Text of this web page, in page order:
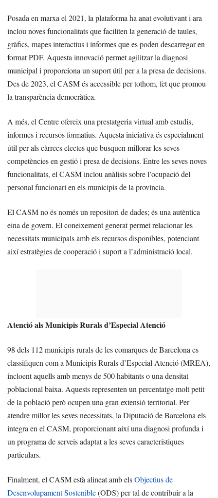
Posada en marxa el 2021, la plataforma ha anat evolutivant i ara
inclou noves funcionalitats que faciliten la generació de taules,
gràfics, mapes interactius i informes que es poden descarregar en
format PDF. Aquesta innovació permet agilitzar la diagnosi
municipal i proporciona un suport útil per a la presa de decisions.
Des de 2023, el CASM és accessible per tothom, fet que promou
la transparència democràtica.
A més, el Centre ofereix una prestatgeria virtual amb estudis,
informes i recursos formatius. Aquesta iniciativa és especialment
útil per als càrrecs electes que busquen millorar les seves
competències en gestió i presa de decisions. Entre les seves noves
funcionalitats, el CASM inclou anàlisis sobre l’ocupació del
personal funcionari en els municipis de la província.
El CASM no és només un repositori de dades; és una autèntica
eina de govern. El coneixement generat permet relacionar les
necessitats municipals amb els recursos disponibles, potenciant
així estratègies de cooperació i suport a l’administració local.
Atenció als Municipis Rurals d’Especial Atenció
98 dels 112 municipis rurals de les comarques de Barcelona es
classifiquen com a Municipis Rurals d’Especial Atenció (MREA),
incloent aquells amb menys de 500 habitants o una densitat
poblacional baixa. Aquests representen un percentatge molt petit
de la població però ocupen una gran extensió territorial. Per
atendre millor les seves necessitats, la Diputació de Barcelona els
integra en el CASM, proporcionant així una diagnosi profunda i
un programa de serveis adaptat a les seves característiques
particulars.
Finalment, el CASM està alineat amb elsObjectius de
Desenvolupament Sostenible(ODS) per tal de contribuir a la